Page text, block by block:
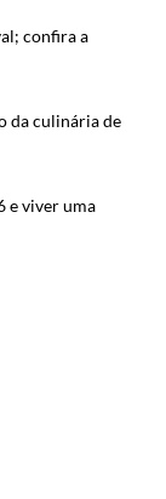
confira a
da culinária de
e viver uma